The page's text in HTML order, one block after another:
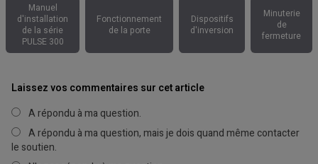
Manuel
d'installation
de la série
PULSE 300
Fonctionnement
de la porte
Dispositifs
d'inversion
Minuterie
de
fermeture
Laissez vos commentaires sur cet article
A répondu à ma question.
A répondu à ma question, mais je dois quand même contacter
le soutien.